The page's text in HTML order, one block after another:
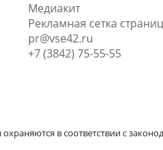
Медиакит
Рекламная сетка
pr@vse42.ru
+7 (3842) 75-55-55
в соответствии с